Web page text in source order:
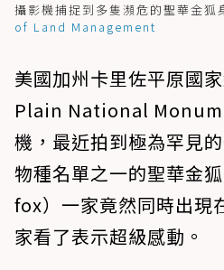
攝影機捕捉到多隻瀕危的聖華金狐
of Land Management
美國加州卡里佐平原國
Plain National
機，最近拍到極為罕見
物種名單之一的聖華金
fox）一家竟然同時出現
家看了表示超級感動。